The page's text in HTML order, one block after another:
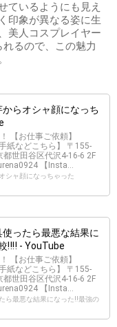
ているようにも見え
印象が異なる姿に生
美人コスプレイヤー
るので、この魅力
からオシャ顔になっち
【お仕事ご依頼】
紙などこちら】 〒155-
世田谷区代沢4-16-6 2F
【Insta...
シャ顔になっちゃった
使ったら最悪な結果に
‼‼ - YouTube
【お仕事ご依頼】
紙などこちら】 〒155-
世田谷区代沢4-16-6 2F
【Insta...
ら最悪な結果になった‼最強の